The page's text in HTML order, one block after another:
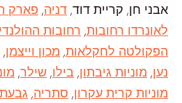
אבני חן, קריית דוד, דניה, פארק
לאונרדו רחובות, רחובות
הפקולטה לחקלאות, מכון וייצמן,
נען, מוניות גיבתון, בילו, שילר,
מוניות קרית עקרון, סתריה,